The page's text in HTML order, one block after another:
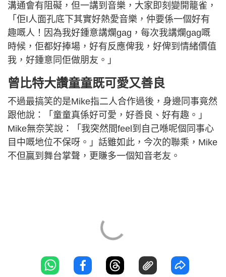
溝通會有阻礙，但一講到音樂，大家即刻變開籠雀，
「佢I人面孔底下其實好熱愛音樂，仲要係一個好有
趣嘅人！因為我好鍾意講爛gag，每次我講爛gag嘅
時候，佢都好捧場，好有反應俾我，好俾到情緒價值
我，好鍾意同佢做朋友。」
曾比特大讚童童既可愛又善良
不過最搞笑的是Mike指二人合作過後，身邊同事竟然
跟他說：「童童真係好可愛，好善良、好有趣。」
Mike無奈笑說：「我突然間feel到自己喺呢個同事心
目中嘅地位不保呀。」話雖如此，今次的聯乘，Mike
不但贏到舞台掌聲，更賺多一個知音老友。